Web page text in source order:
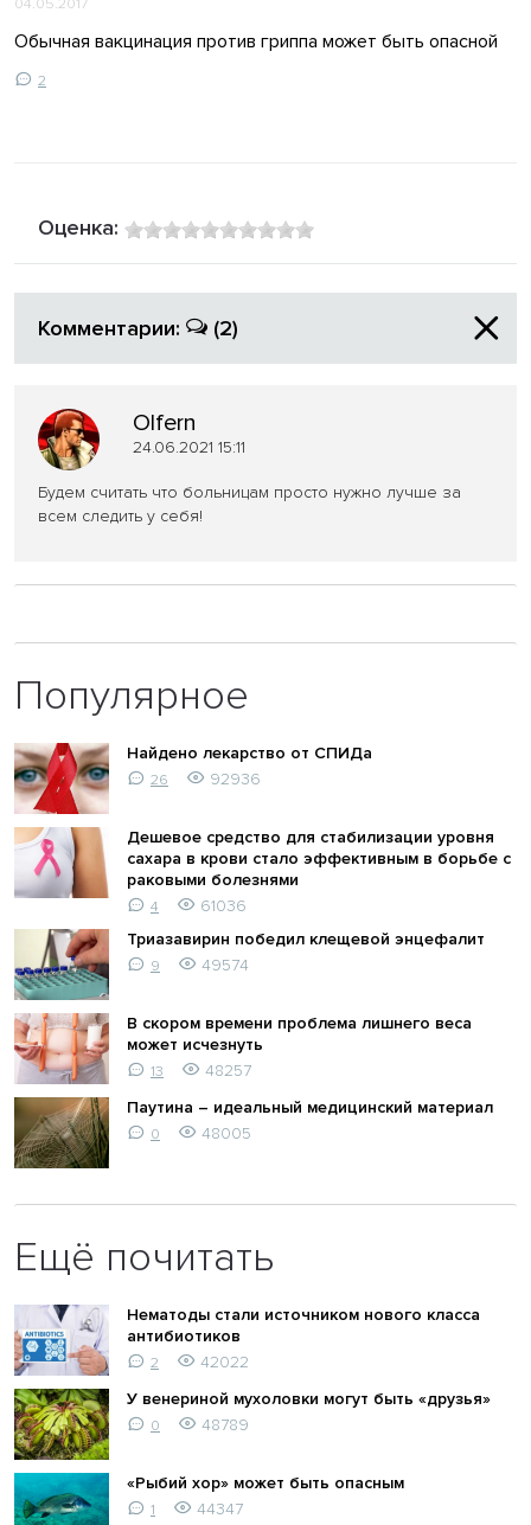
04.05.2017
Обычная вакцинация против гриппа может быть опасной
2
Оценка:
Комментарии: (2)
Olfern
24.06.2021 15:11
Будем считать что больницам просто нужно лучше за
всем следить у себя!
Популярное
Найдено лекарство от СПИДа
26 92936
Дешевое средство для стабилизации уровня
сахара в крови стало эффективным в борьбе с
раковыми болезнями
4
61036
Триазавирин победил клещевой энцефалит
9 49574
В скором времени проблема лишнего веса
может исчезнуть
13
48257
Паутина – идеальный медицинский материал
0 48005
Ещё почитать
Нематоды стали источником нового класса
антибиотиков
2
42022
У венериной мухоловки могут быть «друзья»
0 48789
«Рыбий хор» может быть опасным
1 44347